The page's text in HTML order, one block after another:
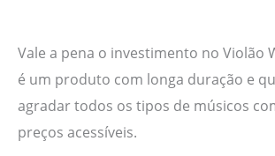
Vale a pena o investimento no Violão
é um produto com longa duração e
agradar todos os tipos de músicos
preços acessíveis.